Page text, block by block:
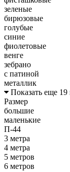
зеленые
бирюзовые
голубые
синие
фиолетовые
венге
зебрано
с патиной
металлик
Показать еще 19
Размер
большие
маленькие
П-44
3 метра
4 метра
5 метров
6 метров